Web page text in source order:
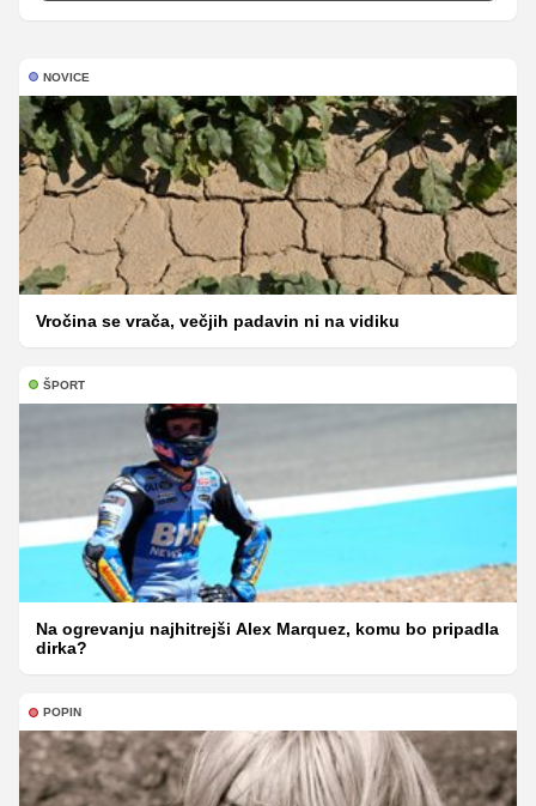
NOVICE
Vročina se vrača, večjih padavin ni na vidiku
ŠPORT
Na ogrevanju najhitrejši Alex Marquez, komu bo pripadla
dirka?
POPIN